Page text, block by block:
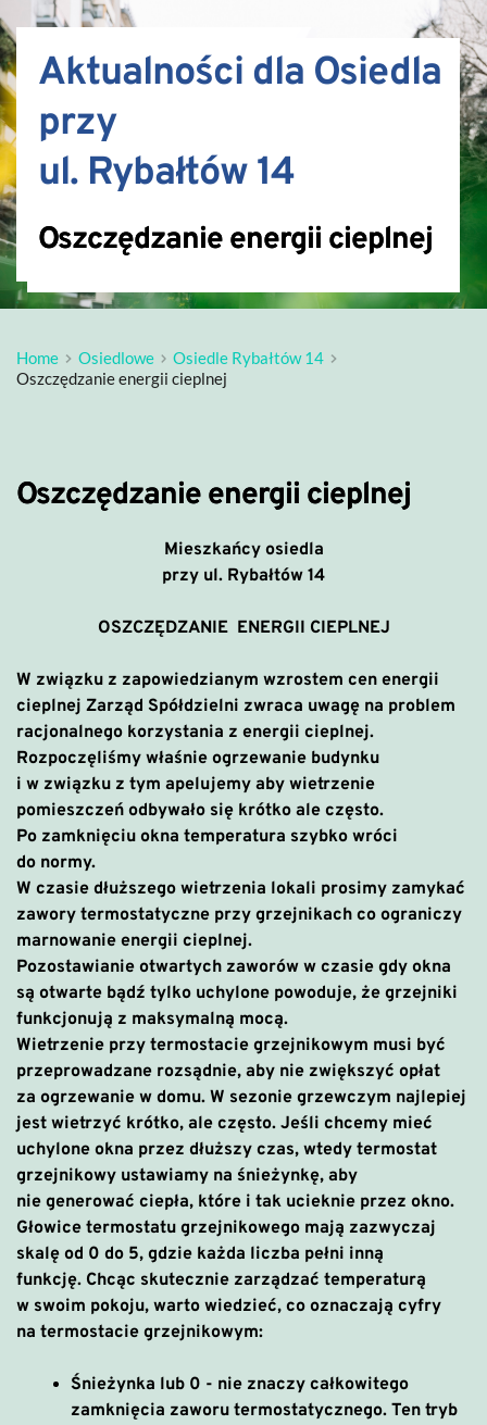
Aktualności dla Osiedla
przy
ul. Rybałtów 14
Oszczędzanie energii cieplnej
Home Osiedlowe
Osiedle Rybałtów 14
Oszczędzanie energii cieplnej
Oszczędzanie energii cieplnej
Mieszkańcy osiedla
przy ul. Rybałtów 14
OSZCZĘDZANIE ENERGII CIEPLNEJ
W związku z zapowiedzianym wzrostem cen energii
cieplnej Zarząd Spółdzielni zwraca uwagę na problem
racjonalnego korzystania z energii cieplnej.
Rozpoczęliśmy właśnie ogrzewanie budynku
i w związku z tym apelujemy aby wietrzenie
pomieszczeń odbywało się krótko ale często.
Po zamknięciu okna temperatura szybko wróci
do normy.
W czasie dłuższego wietrzenia lokali prosimy zamykać
zawory termostatyczne przy grzejnikach co ograniczy
marnowanie energii cieplnej.
Pozostawianie otwartych zaworów w czasie gdy okna
są otwarte bądź tylko uchylone powoduje, że grzejniki
funkcjonują z maksymalną mocą.
Wietrzenie przy termostacie grzejnikowym musi być
przeprowadzane rozsądnie, aby nie zwiększyć opłat
za ogrzewanie w domu. W sezonie grzewczym najlepiej
jest wietrzyć krótko, ale często. Jeśli chcemy mieć
uchylone okna przez dłuższy czas, wtedy termostat
grzejnikowy ustawiamy na śnieżynkę, aby
nie generować ciepła, które i tak ucieknie przez okno.
Głowice termostatu grzejnikowego mają zazwyczaj
skalę od 0 do 5, gdzie każda liczba pełni inną
funkcję. Chcąc skutecznie zarządzać temperaturą
w swoim pokoju, warto wiedzieć, co oznaczają cyfry
na termostacie grzejnikowym:
Śnieżynka lub 0 - nie znaczy całkowitego
zamknięcia zaworu termostatycznego. Ten tryb